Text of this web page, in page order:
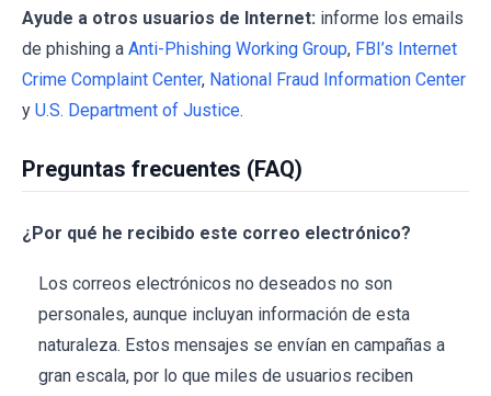
Ayude a otros usuarios de Internet: informe los emails
de phishing a Anti-Phishing Working Group, FBI’s Internet
Crime Complaint Center, National Fraud Information Center
y U.S. Department of Justice.
Preguntas frecuentes (FAQ)
¿Por qué he recibido este correo electrónico?
Los correos electrónicos no deseados no son
personales, aunque incluyan información de esta
naturaleza. Estos mensajes se envían en campañas a
gran escala, por lo que miles de usuarios reciben